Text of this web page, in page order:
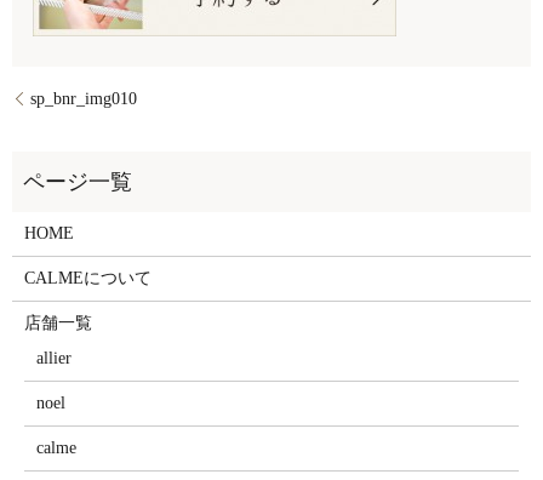
sp_bnr_img010
HOME
CALMEについて
店舗一覧
allier
noel
calme